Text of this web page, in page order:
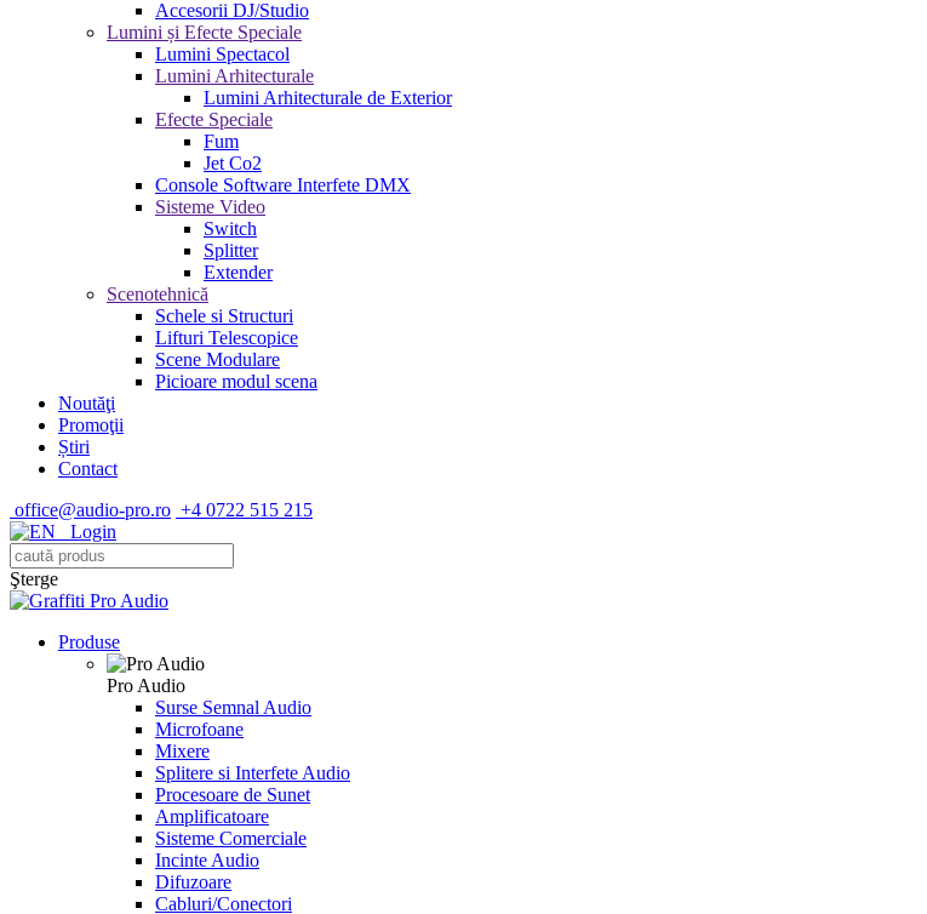
Accesorii DJ/Studio
Lumini și Efecte Speciale
Lumini Spectacol
Lumini Arhitecturale
Lumini Arhitecturale de Exterior
Efecte Speciale
Fum
Jet Co2
Console Software Interfete DMX
Sisteme Video
Switch
Splitter
Extender
Scenotehnică
Schele si Structuri
Lifturi Telescopice
Scene Modulare
Picioare modul scena
Noutăţi
Promoţii
Știri
Contact
office@audio-pro.ro +4 0722 515 215
Login
Şterge
Produse
Pro Audio
Surse Semnal Audio
Microfoane
Mixere
Splitere si Interfete Audio
Procesoare de Sunet
Amplificatoare
Sisteme Comerciale
Incinte Audio
Difuzoare
Cabluri/Conectori